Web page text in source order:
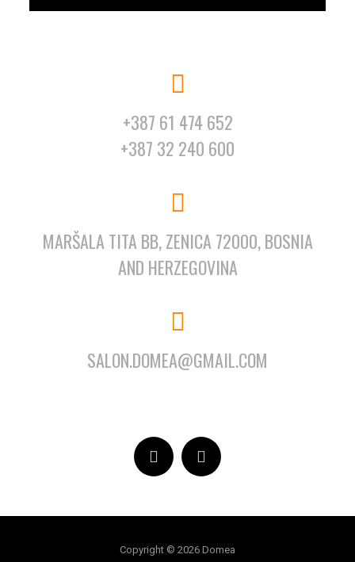
+387 61 474 652
+387 32 240 600
MARŠALA TITA BB, ZENICA 72000, BOSNIA
AND HERZEGOVINA
SALON.DOMEA@GMAIL.COM
Copyright © 2026 Domea